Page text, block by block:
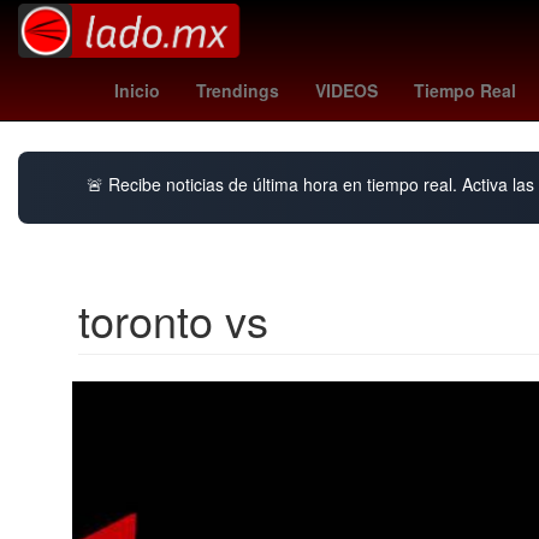
Inicio Trendings VIDEOS Tiempo Real
unión - lanús costco torreon regreso a
🚨 Recibe noticias de última hora en tiempo real. Activa
toronto vs